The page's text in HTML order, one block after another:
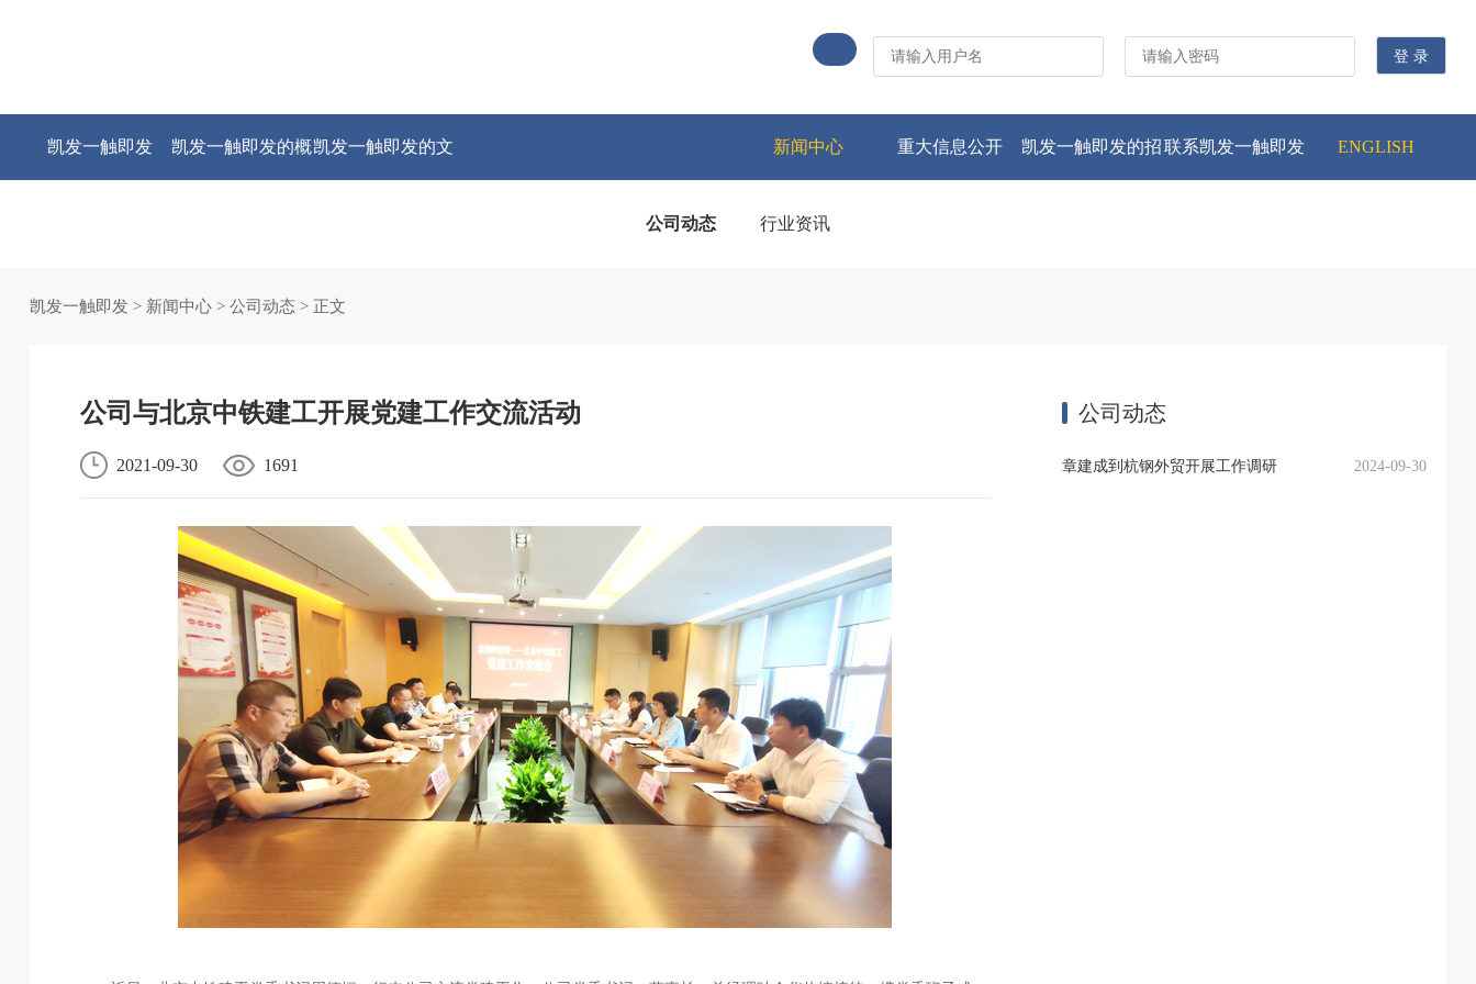
凯发一触即发 凯发一触即发的概凯发一触即发的文 新闻中心 重大信息公开 凯发一触即发的招联系凯发一触即发 ENGLISH
公司动态 行业资讯
凯发一触即发> 新闻中心> 公司动态 > 正文
公司与北京中铁建工开展党建工作交流活动
2021-09-30 1691
公司动态
章建成到杭钢外贸开展工作调研 2024-09-30